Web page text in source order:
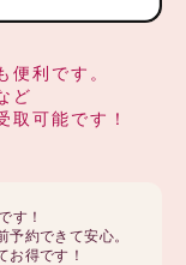
利です。
ど
可能です！
す！
約できて安心。
お得です！